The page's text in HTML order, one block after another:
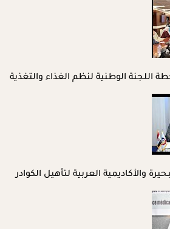
اللجنة الوطنية لنظم الغذاء والتغذية
والأكاديمية العربية لتأهيل الكوادر